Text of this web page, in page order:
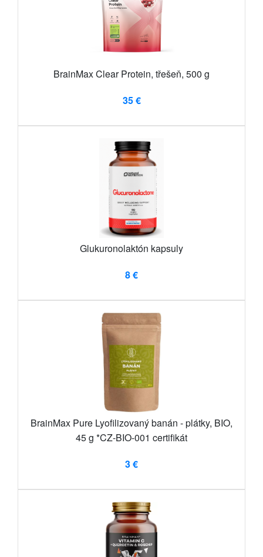
BrainMax Clear Protein, třešeň, 500 g
35 €
Glukuronolaktón kapsuly
8 €
BrainMax Pure Lyofilizovaný banán - plátky, BIO,
45 g *CZ-BIO-001 certifikát
3 €